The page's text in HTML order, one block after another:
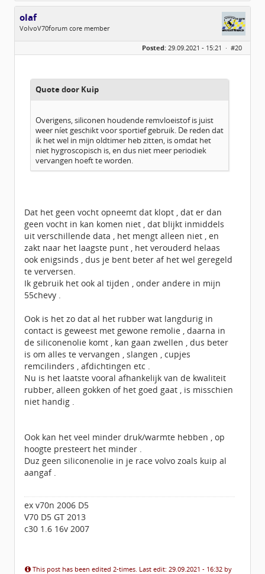
olaf
VolvoV70forum core member
Geslacht:
Berichten:
2128
Posted: 29.09.2021 - 15:21 · #20
Quote door Kuip
Overigens, siliconen houdende remvloeistof is juist
weer níet geschikt voor sportief gebruik. De reden dat
ik het wel in mijn oldtimer heb zitten, is omdat het
niet hygroscopisch is, en dus niet meer periodiek
vervangen hoeft te worden.
Dat het geen vocht opneemt dat klopt , dat er dan
geen vocht in kan komen niet , dat blijkt inmiddels
uit verschillende data , het mengt alleen niet , en
zakt naar het laagste punt , het verouderd helaas
ook enigsinds , dus je bent beter af het wel geregeld
te verversen.
Ik gebruik het ook al tijden , onder andere in mijn
55chevy .
Ook is het zo dat al het rubber wat langdurig in
contact is geweest met gewone remolie , daarna in
de siliconenolie komt , kan gaan zwellen , dus beter
is om alles te vervangen , slangen , cupjes
remcilinders , afdichtingen etc .
Nu is het laatste vooral afhankelijk van de kwaliteit
rubber, alleen gokken of het goed gaat , is misschien
niet handig .
Ook kan het veel minder druk/warmte hebben , op
hoogte presteert het minder .
Duz geen siliconenolie in je race volvo zoals kuip al
aangaf .
ex v70n 2006 D5
V70 D5 GT 2013
c30 1.6 16v 2007
This post has been edited 2-times. Last edit: 29.09.2021 - 16:32 by